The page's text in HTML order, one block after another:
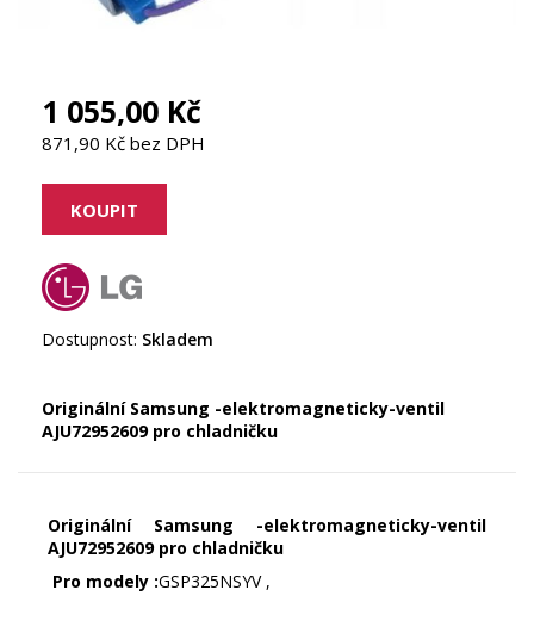
1 055,00 Kč
871,90 Kč bez DPH
Dostupnost: Skladem
Originální Samsung -elektromagneticky-ventil
AJU72952609 pro chladničku
Originální Samsung -elektromagneticky-ventil
AJU72952609 pro chladničku
Pro modely :GSP325NSYV ,